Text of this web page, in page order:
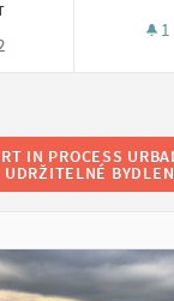
1
IN PROCESS
IN PROCESS
UDRŽITELNÉ